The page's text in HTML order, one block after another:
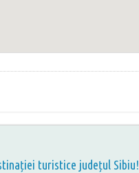
turistice județul Sibiu!